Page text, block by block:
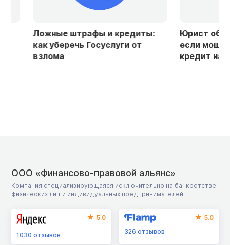
Ложные штрафы и кредиты:
как уберечь Госуслуги от
взлома
Юрист
если
кредит на ваше
ООО «Финансово-правовой альянс»
Компания специализирующаяся исключительно на банкротстве
физических лиц и индивидуальных предпринимателей
5.0
1030 отзывов
5.0
326отзывов